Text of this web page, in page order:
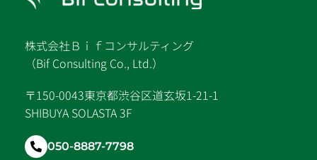
株式会社Ｂｉｆコンサルティング
（Bif Consulting Co., Ltd.）
〒150-0043東京都渋谷区道玄坂1-21-1
SHIBUYA SOLASTA 3F
050-8887-7798